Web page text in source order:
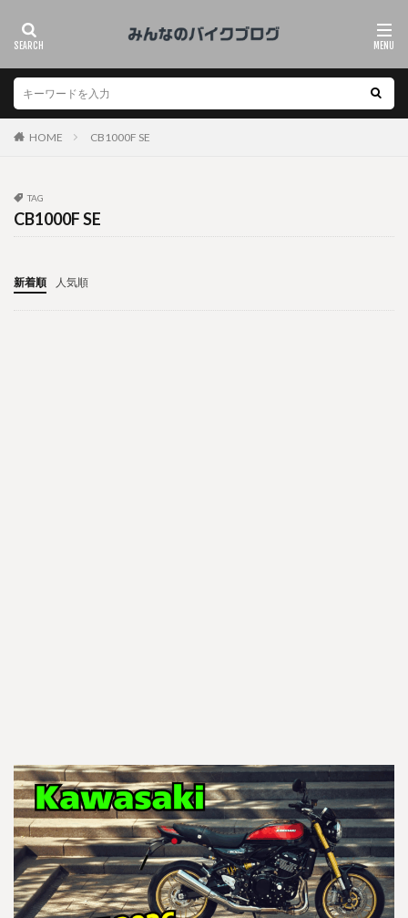
HOME CB1000F SE
TAG
CB1000F SE
新着順 人気順